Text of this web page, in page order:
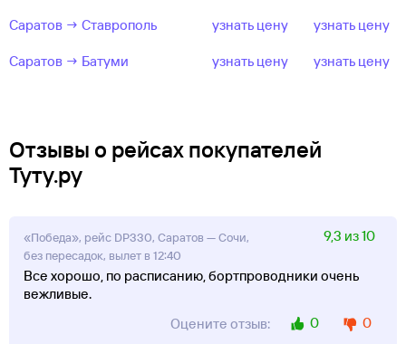
Саратов → Ставрополь узнать цену узнать цену
Саратов → Батуми узнать цену узнать цену
Отзывы о рейсах покупателей
Туту.ру
«Победа», рейс DP330, Саратов — Сочи,
без пересадок, вылет в 12:40
9,3 из 10
Все хорошо, по расписанию, бортпроводники очень
вежливые.
Оцените отзыв:
0 0